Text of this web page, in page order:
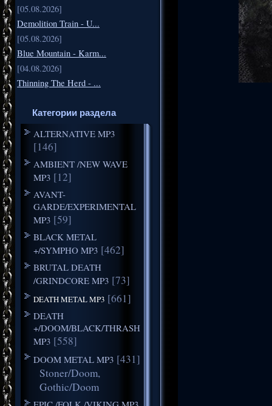
[05.08.2026]
Demolition Train - U...
[05.08.2026]
Blue Mountain - Karm...
[04.08.2026]
Thinning The Herd - ...
Категории раздела
ALTERNATIVE MP3
[146]
AMBIENT /NEW WAVE
MP3 [12]
AVANT-
GARDE/EXPERIMENTAL
MP3 [59]
BLACK METAL
+/SYMPHO MP3 [462]
BRUTAL DEATH
/GRINDCORE MP3 [73]
DEATH METAL MP3 [661]
DEATH
+/DOOM/BLACK/THRASH
MP3 [558]
DOOM METAL MP3 [431]
Stoner/Doom,
Gothic/Doom